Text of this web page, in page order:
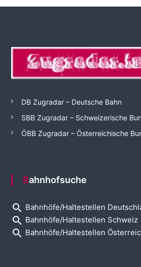
DB Zugradar – Deutsche Bahn
SBB Zugradar – Schweizerische
ÖBB Zugradar – Österreichische
Bahnhofsuche
search Bahnhöfe/Haltestellen
search Bahnhöfe/Haltestellen Schweiz
search Bahnhöfe/Haltestellen